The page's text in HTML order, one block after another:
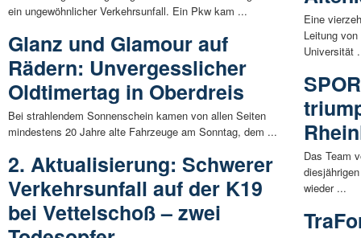
ein ungewöhnlicher Verkehrsunfall. Ein Pkw kam ...
Glanz und Glamour auf
Rädern: Unvergesslicher
Oldtimertag in Oberdreis
Bei strahlendem Sonnenschein kamen von allen Seiten
mindestens 20 Jahre alte Fahrzeuge am Sonntag, dem ...
2. Aktualisierung: Schwerer
Verkehrsunfall auf der K19
bei Vettelschoß – zwei
Eine
Leitung
Universität
Das Team
wieder ...